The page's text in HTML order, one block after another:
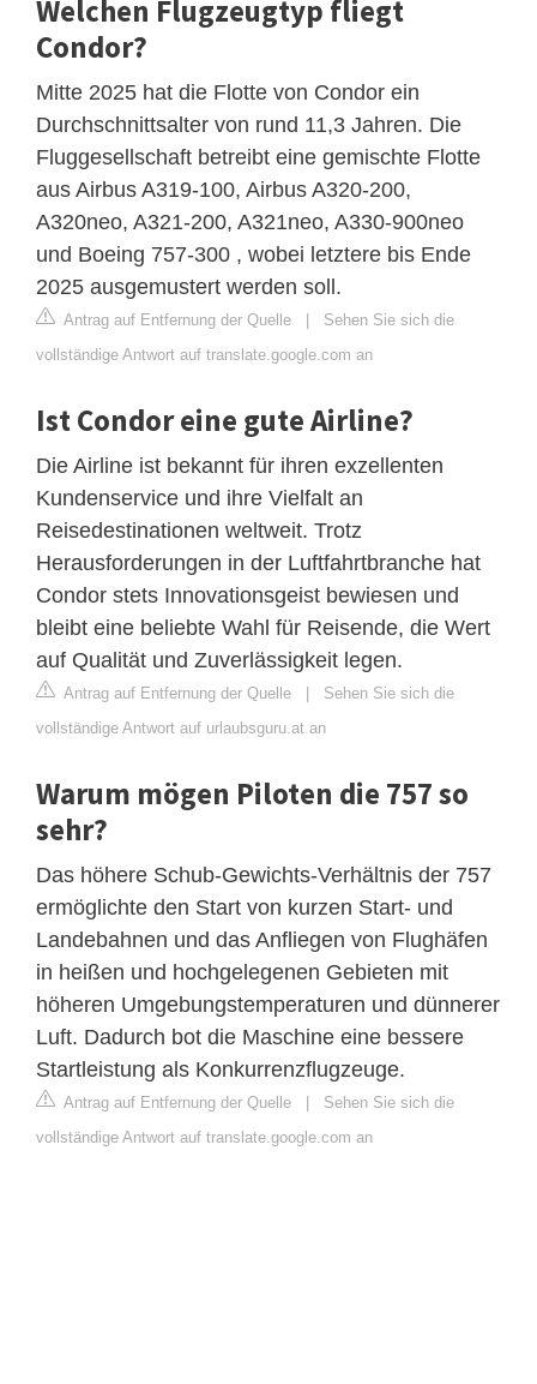
Welchen Flugzeugtyp fliegt
Condor?
Mitte 2025 hat die Flotte von Condor ein
Durchschnittsalter von rund 11,3 Jahren. Die
Fluggesellschaft betreibt eine gemischte Flotte
aus Airbus A319-100, Airbus A320-200,
A320neo, A321-200, A321neo, A330-900neo
und Boeing 757-300 , wobei letztere bis Ende
2025 ausgemustert werden soll.
Antrag auf Entfernung der Quelle | Sehen Sie sich die
vollständige Antwort auf translate.google.com an
Ist Condor eine gute Airline?
Die Airline ist bekannt für ihren exzellenten
Kundenservice und ihre Vielfalt an
Reisedestinationen weltweit. Trotz
Herausforderungen in der Luftfahrtbranche hat
Condor stets Innovationsgeist bewiesen und
bleibt eine beliebte Wahl für Reisende, die Wert
auf Qualität und Zuverlässigkeit legen.
Antrag auf Entfernung der Quelle | Sehen Sie sich die
vollständige Antwort auf urlaubsguru.at an
Warum mögen Piloten die 757 so
sehr?
Das höhere Schub-Gewichts-Verhältnis der 757
ermöglichte den Start von kurzen Start- und
Landebahnen und das Anfliegen von Flughäfen
in heißen und hochgelegenen Gebieten mit
höheren Umgebungstemperaturen und dünnerer
Luft. Dadurch bot die Maschine eine bessere
Startleistung als Konkurrenzflugzeuge.
Antrag auf Entfernung der Quelle | Sehen Sie sich die
vollständige Antwort auf translate.google.com an